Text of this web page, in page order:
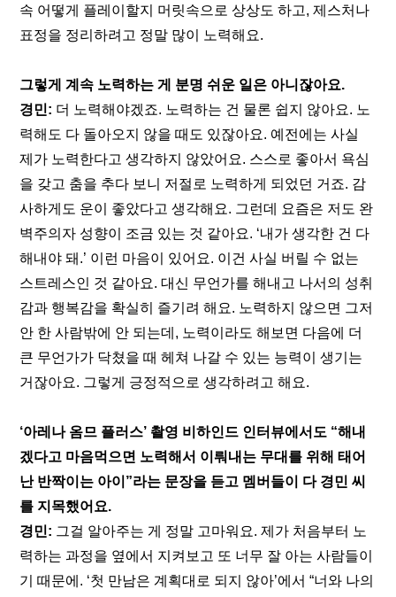
속 어떻게 플레이할지 머릿속으로 상상도 하고, 제스처나
표정을 정리하려고 정말 많이 노력해요.
그렇게 계속 노력하는 게 분명 쉬운 일은 아니잖아요.
경민: 더 노력해야겠죠. 노력하는 건 물론 쉽지 않아요. 노
력해도 다 돌아오지 않을 때도 있잖아요. 예전에는 사실
제가 노력한다고 생각하지 않았어요. 스스로 좋아서 욕심
을 갖고 춤을 추다 보니 저절로 노력하게 되었던 거죠. 감
사하게도 운이 좋았다고 생각해요. 그런데 요즘은 저도 완
벽주의자 성향이 조금 있는 것 같아요. ‘내가 생각한 건 다
해내야 돼.’ 이런 마음이 있어요. 이건 사실 버릴 수 없는
스트레스인 것 같아요. 대신 무언가를 해내고 나서의 성취
감과 행복감을 확실히 즐기려 해요. 노력하지 않으면 그저
안 한 사람밖에 안 되는데, 노력이라도 해보면 다음에 더
큰 무언가가 닥쳤을 때 헤쳐 나갈 수 있는 능력이 생기는
거잖아요. 그렇게 긍정적으로 생각하려고 해요.
‘아레나 옴므 플러스’ 촬영 비하인드 인터뷰에서도 “해내
겠다고 마음먹으면 노력해서 이뤄내는 무대를 위해 태어
난 반짝이는 아이”라는 문장을 듣고 멤버들이 다 경민 씨
를 지목했어요.
경민: 그걸 알아주는 게 정말 고마워요. 제가 처음부터 노
력하는 과정을 옆에서 지켜보고 또 너무 잘 아는 사람들이
기 때문에. ‘첫 만남은 계획대로 되지 않아’에서 “너와 나의